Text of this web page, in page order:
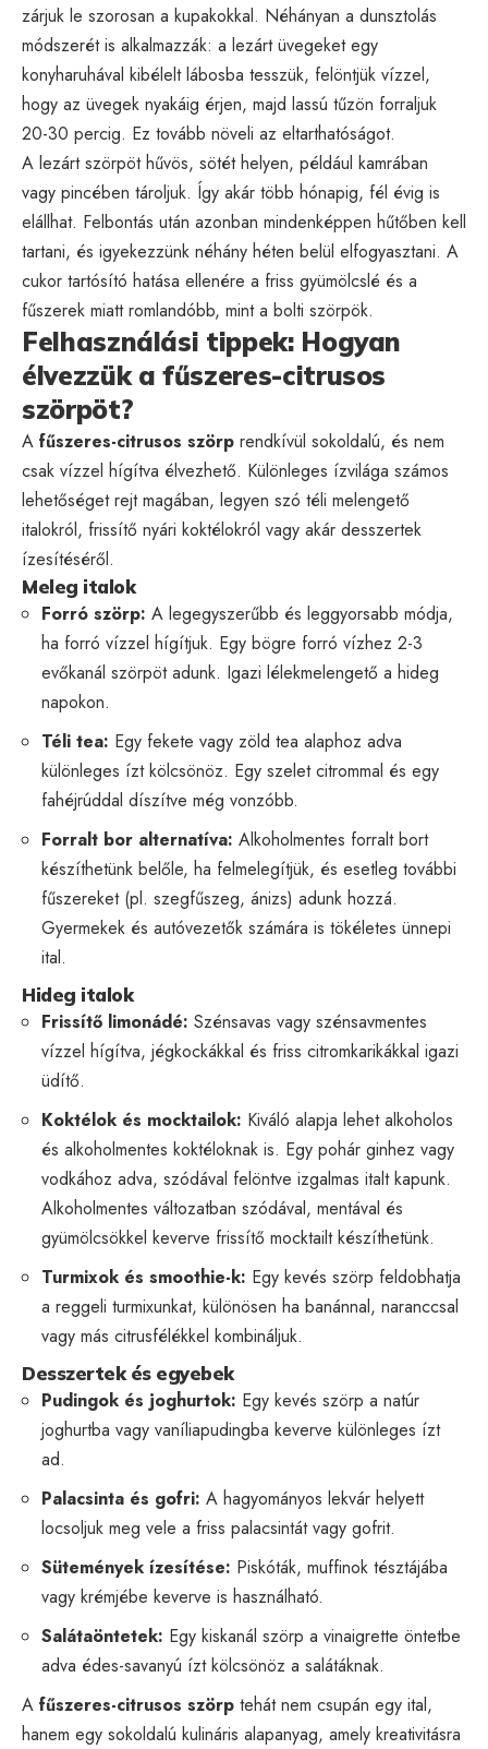
zárjuk le szorosan a kupakokkal. Néhányan a dunsztolás
módszerét is alkalmazzák: a lezárt üvegeket egy
konyharuhával kibélelt lábosba tesszük, felöntjük vízzel,
hogy az üvegek nyakáig érjen, majd lassú tűzön forraljuk
20-30 percig. Ez tovább növeli az eltarthatóságot.
A lezárt szörpöt hűvös, sötét helyen, például kamrában
vagy pincében tároljuk. Így akár több hónapig, fél évig is
elállhat. Felbontás után azonban mindenképpen hűtőben kell
tartani, és igyekezzünk néhány héten belül elfogyasztani. A
cukor tartósító hatása ellenére a friss gyümölcslé és a
fűszerek miatt romlandóbb, mint a bolti szörpök.
Felhasználási tippek: Hogyan
élvezzük a fűszeres-citrusos
szörpöt?
A fűszeres-citrusos szörp rendkívül sokoldalú, és nem
csak vízzel hígítva élvezhető. Különleges ízvilága számos
lehetőséget rejt magában, legyen szó téli melengető
italokról, frissítő nyári koktélokról vagy akár desszertek
ízesítéséről.
Meleg italok
Forró szörp: A legegyszerűbb és leggyorsabb módja,
ha forró vízzel hígítjuk. Egy bögre forró vízhez 2-3
evőkanál szörpöt adunk. Igazi lélekmelengető a hideg
napokon.
Téli tea: Egy fekete vagy zöld tea alaphoz adva
különleges ízt kölcsönöz. Egy szelet citrommal és egy
fahéjrúddal díszítve még vonzóbb.
Forralt bor alternatíva: Alkoholmentes forralt bort
készíthetünk belőle, ha felmelegítjük, és esetleg további
fűszereket (pl. szegfűszeg, ánizs) adunk hozzá.
Gyermekek és autóvezetők számára is tökéletes ünnepi
ital.
Hideg italok
Frissítő limonádé: Szénsavas vagy szénsavmentes
vízzel hígítva, jégkockákkal és friss citromkarikákkal igazi
üdítő.
Koktélok és mocktailok: Kiváló alapja lehet alkoholos
és alkoholmentes koktéloknak is. Egy pohár ginhez vagy
vodkához adva, szódával felöntve izgalmas italt kapunk.
Alkoholmentes változatban szódával, mentával és
gyümölcsökkel keverve frissítő mocktailt készíthetünk.
Turmixok és smoothie-k: Egy kevés szörp feldobhatja
a reggeli turmixunkat, különösen ha banánnal, naranccsal
vagy más citrusfélékkel kombináljuk.
Desszertek és egyebek
Pudingok és joghurtok: Egy kevés szörp a natúr
joghurtba vagy vaníliapudingba keverve különleges ízt
ad.
Palacsinta és gofri: A hagyományos lekvár helyett
locsoljuk meg vele a friss palacsintát vagy gofrit.
Sütemények ízesítése: Piskóták, muffinok tésztájába
vagy krémjébe keverve is használható.
Salátaöntetek: Egy kiskanál szörp a vinaigrette öntetbe
adva édes-savanyú ízt kölcsönöz a salátáknak.
A fűszeres-citrusos szörp tehát nem csupán egy ital,
hanem egy sokoldalú kulináris alapanyag, amely kreativitásra